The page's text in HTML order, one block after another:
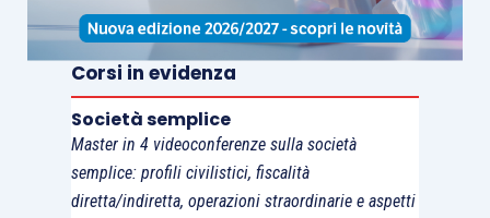
non trovando applicazione le soglie di cui
all’articolo 1, comma 53, L. 244/2007earticolo
34 L. 388/2000.
Corsi in evidenza
Società semplice
Master in 4 videoconferenze sulla società
semplice: profili civilistici, fiscalità
diretta/indiretta, operazioni straordinarie e aspetti